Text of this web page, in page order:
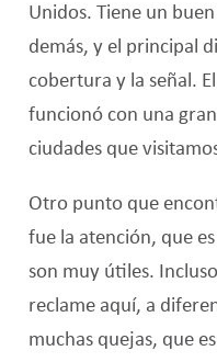
Unidos. Tiene un
demás, y el principal
cobertura y la señal.
funcionó con una
ciudades que
Otro punto que
fue la atención, que
son muy útiles.
reclame aquí, a
muchas quejas, que